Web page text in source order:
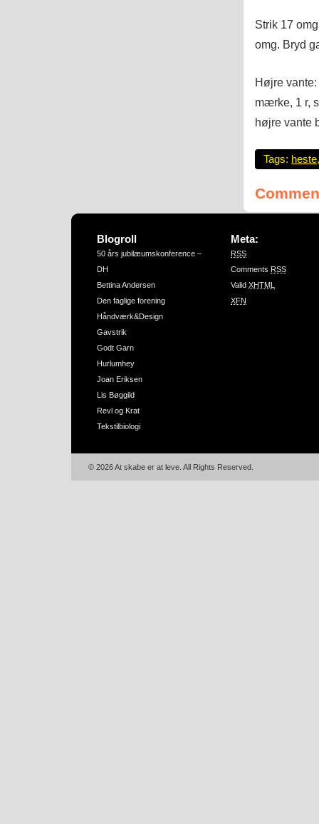
Strik 17
omg. Bryd
Højre
mærke, 1 r,
højre vante
Tags: heste
Blogroll
50 års jubilæumskonference –
DH
Bettina Andersen
Den faglige forening
Håndværk&Design
Gavstrik
Godt Garn
Hurlumhey
Joan Eriksen
Lis Bøggild
Revl og Krat
Tekstilbiologi
Meta:
RSS
Comments RSS
Valid XHTML
XFN
© 2026 At skabe er at leve. All Rights Reserved.